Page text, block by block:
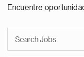
Encuentre